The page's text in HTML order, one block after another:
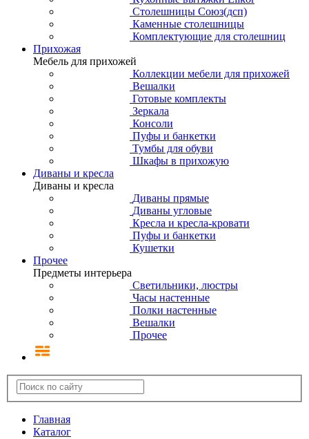
Столешницы Союз(дсп)
Каменные столешницы
Комплектующие для столешниц
Прихожая
Мебель для прихожей
Коллекции мебели для прихожей
Вешалки
Готовые комплекты
Зеркала
Консоли
Пуфы и банкетки
Тумбы для обуви
Шкафы в прихожую
Диваны и кресла
Диваны и кресла
Диваны прямые
Диваны угловые
Кресла и кресла-кровати
Пуфы и банкетки
Кушетки
Прочее
Предметы интерьера
Светильники, люстры
Часы настенные
Полки настенные
Вешалки
Прочее
Главная
Каталог